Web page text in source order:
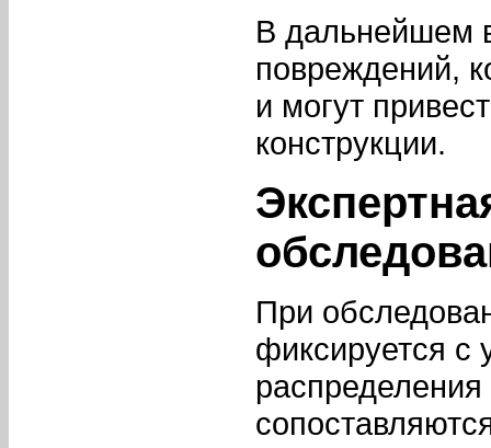
В дальнейшем
повреждений,
и могут
конструкции.
При
фиксируется с